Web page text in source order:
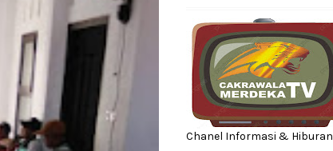
Chanel Informasi & Hiburan